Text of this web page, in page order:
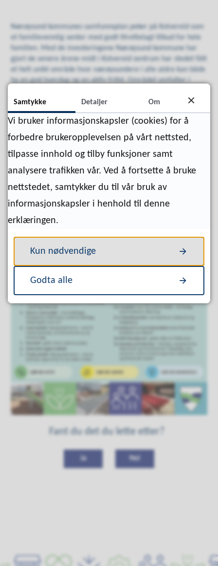
Nærøysund kommunes samfunnsplan peker på Kolvereid som
et familievennlig senter med godt tilrettelagt tilbud for hele
familien. Med de investeringene Nærøysund kommune har
gjort de senere årene midt i Kolvereid sentrum har stedet fått
et helt unikt område hvor nærøysundere i alle aldre kan både
ha en god hverdag og en aktiv fritid. Området omfatter i
med svømmeanlegg, basishall og flerbrukshall,
ungdomsklubb, Kolvereid ILs kunstgressbane, BUA Nærøysund
og Nærøysund kulturhus.
Fant du det du lette etter?
Nei
Samtykke Detaljer Om
Vi bruker informasjonskapsler (cookies) for å
forbedre brukeropplevelsen på vårt nettsted,
tilpasse innhold og tilby funksjoner samt
analysere trafikken vår. Ved å fortsette å bruke
nettstedet, samtykker du til vår bruk av
informasjonskapsler i henhold til denne
erklæringen.
Kun nødvendige
Godta alle